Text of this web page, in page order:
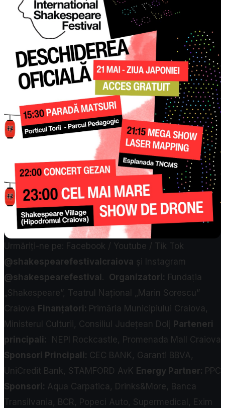
Urmăriți-ne pe: Facebook / Youtube / Tik Tok
@shakespearefestivalcraiova și Instagram
@shakespearefestival . Organizatori: Fundația
„Shakespeare”, Teatrul Național „Marin Sorescu”
Craiova Finanțatori: Primăria Municipiului Craiova,
Ministerul Culturii, Consiliul Județean Dolj Parteneri
principali: NEPI Rockcastle, Promenada Mall Craiova
Sponsori Principali: CEC BANK, Garanti BBVA,
UniCredit Bank, STAMFORD AvK Energy Partner: PPC
Sponsori: Aqua Carpatica, Drinks&More, Banca
Transilvania, BCR, Popeci Auto, Supermedical, Exim